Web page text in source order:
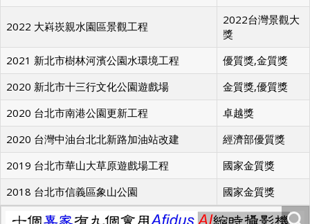
2022 大嵙崁親水園區景觀工程
2022台灣景觀大
獎
2021 新北市樹林河濱公園水環境工程
優質獎,金質獎
2020 新北市十三行文化公園遊戲場
金質獎,優質獎
2020 台北市南港公園更新工程
卓越獎
2020 台灣中油台北北新路加油站改建
經濟部優質獎
2019 台北市華山大草原遊戲場工程
國家金質獎
2018 台北市信義區象山公園
國家金質獎